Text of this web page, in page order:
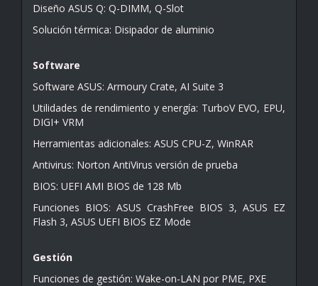
Diseño ASUS Q: Q-DIMM, Q-Slot
Solución térmica: Disipador de aluminio
Software
Software ASUS: Armoury Crate, AI Suite 3
Utilidades de rendimiento y energía: TurboV EVO, EPU,
DIGI+ VRM
Herramientas adicionales: ASUS CPU-Z, WinRAR
Antivirus: Norton AntiVirus versión de prueba
BIOS: UEFI AMI BIOS de 128 Mb
Funciones BIOS: ASUS CrashFree BIOS 3, ASUS EZ
Flash 3, ASUS UEFI BIOS EZ Mode
Gestión
Funciones de gestión: Wake-on-LAN por PME, PXE